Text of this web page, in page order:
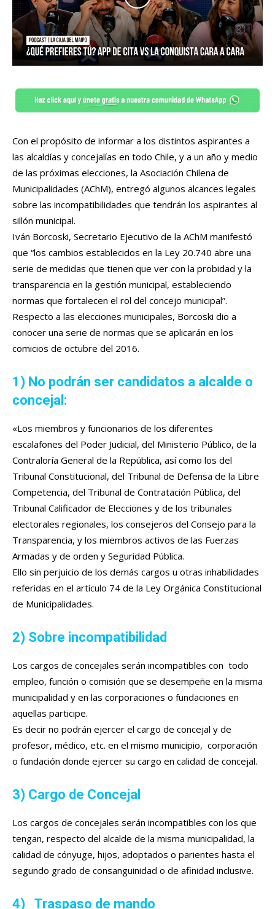
Con el propósito de informar a los distintos aspirantes a
las alcaldías y concejalías en todo Chile, y a un año y medio
de las próximas elecciones, la Asociación Chilena de
Municipalidades (AChM), entregó algunos alcances legales
sobre las incompatibilidades que tendrán los aspirantes al
sillón municipal.
Iván Borcoski, Secretario Ejecutivo de la AChM manifestó
que “los cambios establecidos en la Ley 20.740 abre una
serie de medidas que tienen que ver con la probidad y la
transparencia en la gestión municipal, estableciendo
normas que fortalecen el rol del concejo municipal”.
Respecto a las elecciones municipales, Borcoski dio a
conocer una serie de normas que se aplicarán en los
comicios de octubre del 2016.
1) No podrán ser candidatos a alcalde o
concejal:
«Los miembros y funcionarios de los diferentes
escalafones del Poder Judicial, del Ministerio Público, de la
Contraloría General de la República, así como los del
Tribunal Constitucional, del Tribunal de Defensa de la Libre
Competencia, del Tribunal de Contratación Pública, del
Tribunal Calificador de Elecciones y de los tribunales
electorales regionales, los consejeros del Consejo para la
Transparencia, y los miembros activos de las Fuerzas
Armadas y de orden y Seguridad Pública.
Ello sin perjuicio de los demás cargos u otras inhabilidades
referidas en el artículo 74 de la Ley Orgánica Constitucional
de Municipalidades.
2) Sobre incompatibilidad
Los cargos de concejales serán incompatibles con todo
empleo, función o comisión que se desempeñe en la misma
municipalidad y en las corporaciones o fundaciones en
aquellas participe.
Es decir no podrán ejercer el cargo de concejal y de
profesor, médico, etc. en el mismo municipio, corporación
o fundación donde ejercer su cargo en calidad de concejal.
3) Cargo de Concejal
Los cargos de concejales serán incompatibles con los que
tengan, respecto del alcalde de la misma municipalidad, la
calidad de cónyuge, hijos, adoptados o parientes hasta el
segundo grado de consanguinidad o de afinidad inclusive.
4) Traspaso de mando